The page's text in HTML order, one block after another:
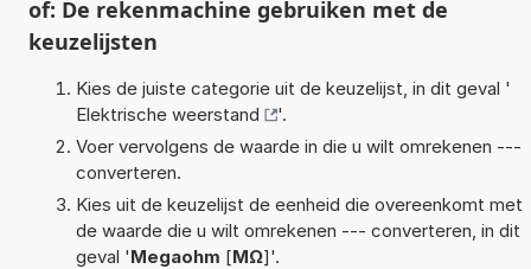
of: De rekenmachine gebruiken met de
keuzelijsten
Kies de juiste categorie uit de keuzelijst, in dit geval '
Elektrische weerstand
'.
Voer vervolgens de waarde in die u wilt omrekenen ---
converteren.
Kies uit de keuzelijst de eenheid die overeenkomt met
de waarde die u wilt omrekenen --- converteren, in dit
geval 'Megaohm [MΩ]'.